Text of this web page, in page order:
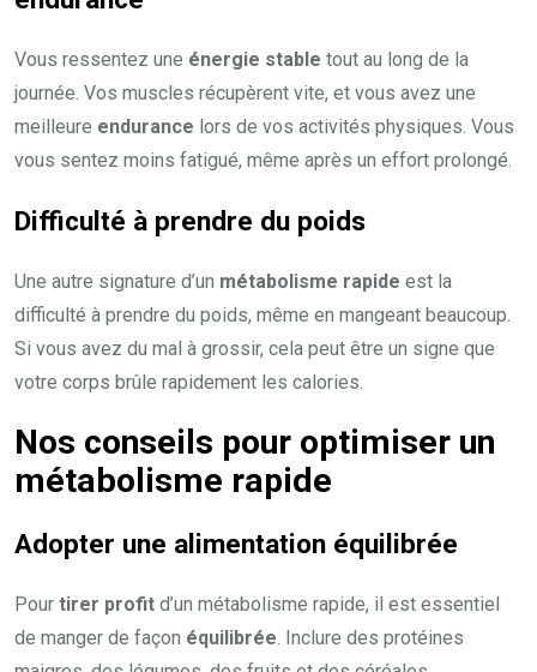
Vous ressentez une énergie stable tout au long de la
journée. Vos muscles récupèrent vite, et vous avez une
meilleure endurance lors de vos activités physiques. Vous
vous sentez moins fatigué, même après un effort prolongé.
Difficulté à prendre du poids
Une autre signature d’un métabolisme rapide est la
difficulté à prendre du poids, même en mangeant beaucoup.
Si vous avez du mal à grossir, cela peut être un signe que
votre corps brûle rapidement les calories.
Nos conseils pour optimiser un
métabolisme rapide
Adopter une alimentation équilibrée
Pour tirer profit d’un métabolisme rapide, il est essentiel
de manger de façon équilibrée. Inclure des protéines